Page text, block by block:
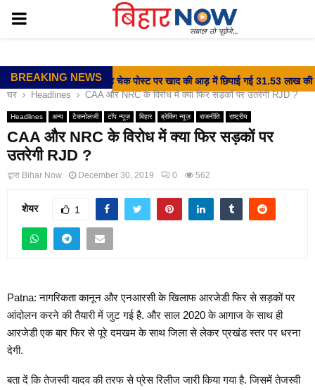
PRIMARY
BREAKING NEWS
⇝ वीर कुंवर सिंह चेक पोस्ट पर खाद की आड़ में छिपाई गई 31.53 लाख की शराब
घर Headlines CAA और NRC के विरोध में क्या फिर सड़कों पर उतरेगी RJD ?
Headlines अन्य टैकनोलजी टॉप न्यूज़ बिहार ब्रेकिंग न्यूज़ राजनीति राष्ट्रीय
CAA और NRC के विरोध में क्या फिर सड़कों पर
उतरेगी RJD ?
द्वारा Bihar Now December 30, 2019 0 562
शेयर 1
Patna: नागरिकता कानून और एनआरसी के खिलाफ आरजेडी फिर से सड़कों पर
आंदोलन करने की तैयारी में जुट गई है. और साल 2020 के आगाज के साथ ही
आरजेडी एक बार फिर से पूरे दमखम के साथ जिला से लेकर प्रखंड स्तर पर धरना
देगी.
बता दें कि तेजस्वी यादव की तरफ से प्रेस रिलीज जारी किया गया है. जिसमें तेजस्वी